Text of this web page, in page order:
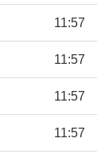
11:57
11:57
11:57
11:57